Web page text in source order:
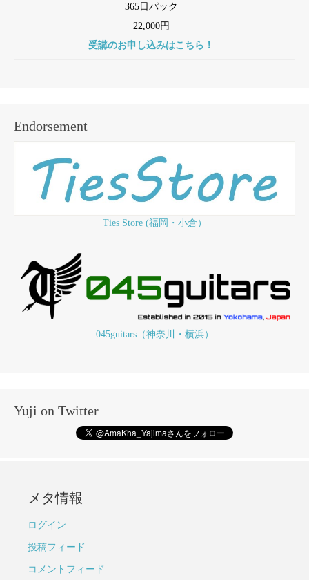
365日パック
22,000円
受講のお申し込みはこちら！
Endorsement
Ties Store (福岡・小倉）
045guitars（神奈川・横浜）
Yuji on Twitter
メタ情報
ログイン
投稿フィード
コメントフィード